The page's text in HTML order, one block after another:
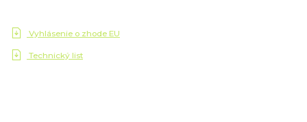
Vyhlásenie o zhode EU
Technický list